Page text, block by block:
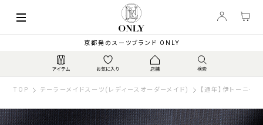
京都発のスーツブランド ONLY
TOP テーラーメイドスーツ(レディースオーダーメイド) 【通年】伊トーニ